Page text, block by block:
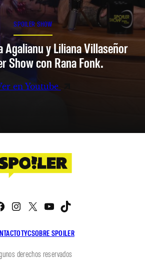
SPOILER SHOW
Agalianu y Liliana Villaseñor
Show con Rana Fonk.
en Youtube
TYCSOBRE SPOILER
Facebook
Instagram
X YouTube
derechos reservados